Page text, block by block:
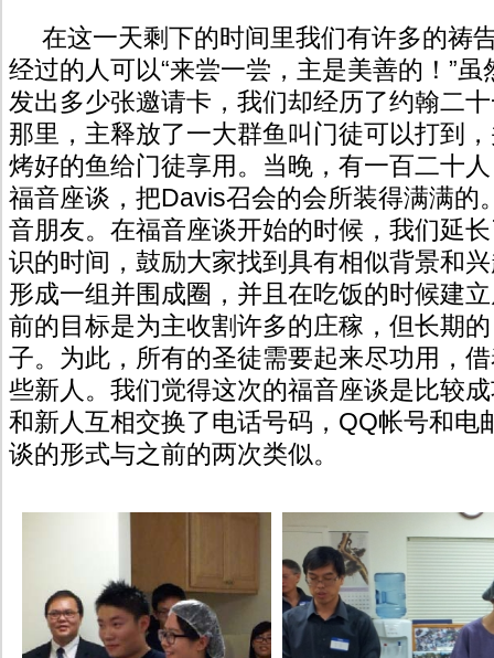
在这一天剩下的时间里我们有许多的祷
经过的人可以“来尝一尝，主是美善的！”
发出多少张邀请卡，我们却经历了约翰二
那里，主释放了一大群鱼叫门徒可以打到
烤好的鱼给门徒享用。当晚，有一百二十
福音座谈，把Davis召会的会所装得满满的
音朋友。在福音座谈开始的时候，我们延
识的时间，鼓励大家找到具有相似背景和
形成一组并围成圈，并且在吃饭的时候建
前的目标是为主收割许多的庄稼，但长期
子。为此，所有的圣徒需要起来尽功用，
些新人。我们觉得这次的福音座谈是比较
和新人互相交换了电话号码，QQ帐号和电
谈的形式与之前的两次类似。